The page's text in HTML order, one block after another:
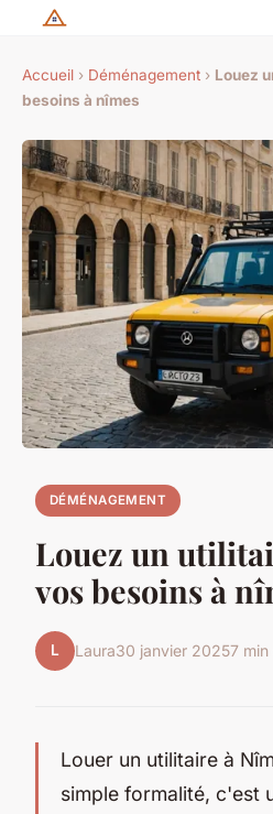
Accueil › Déménagement › Louez
besoins à nîmes
DÉMÉNAGEMENT
Louez un
vos besoins à
L Laura30 janvier 20257
Louer un utilitaire à
simple formalité, c'est